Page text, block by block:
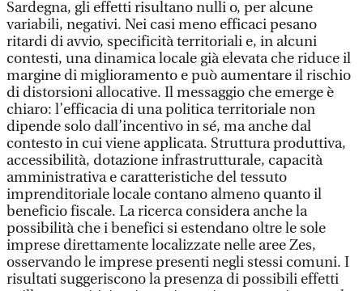
Sardegna, gli effetti risultano nulli o, per alcune
variabili, negativi. Nei casi meno efficaci pesano
ritardi di avvio, specificità territoriali e, in alcuni
contesti, una dinamica locale già elevata che riduce il
margine di miglioramento e può aumentare il rischio
di distorsioni allocative. Il messaggio che emerge è
chiaro: l’efficacia di una politica territoriale non
dipende solo dall’incentivo in sé, ma anche dal
contesto in cui viene applicata. Struttura produttiva,
accessibilità, dotazione infrastrutturale, capacità
amministrativa e caratteristiche del tessuto
imprenditoriale locale contano almeno quanto il
beneficio fiscale. La ricerca considera anche la
possibilità che i benefici si estendano oltre le sole
imprese direttamente localizzate nelle aree Zes,
osservando le imprese presenti negli stessi comuni. I
risultati suggeriscono la presenza di possibili effetti